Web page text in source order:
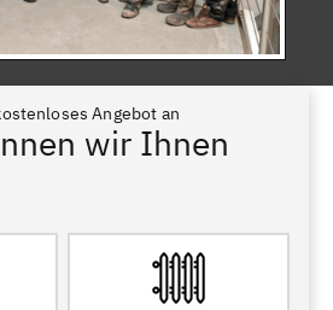
Angebot an
wir Ihnen